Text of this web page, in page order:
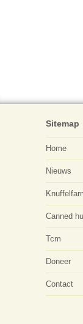
Sitemap
Home
Nieuws
Canned
Tcm
Doneer
Contact